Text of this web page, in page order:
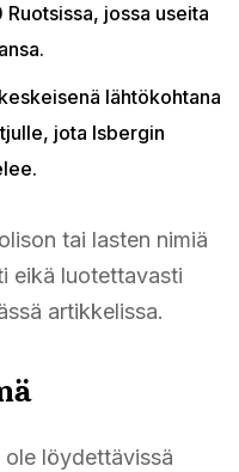
jossa useita
lähtökohtana
jota Isbergin
tai lasten nimiä
eikä luotettavasti
artikkelissa.
ole löydettävissä